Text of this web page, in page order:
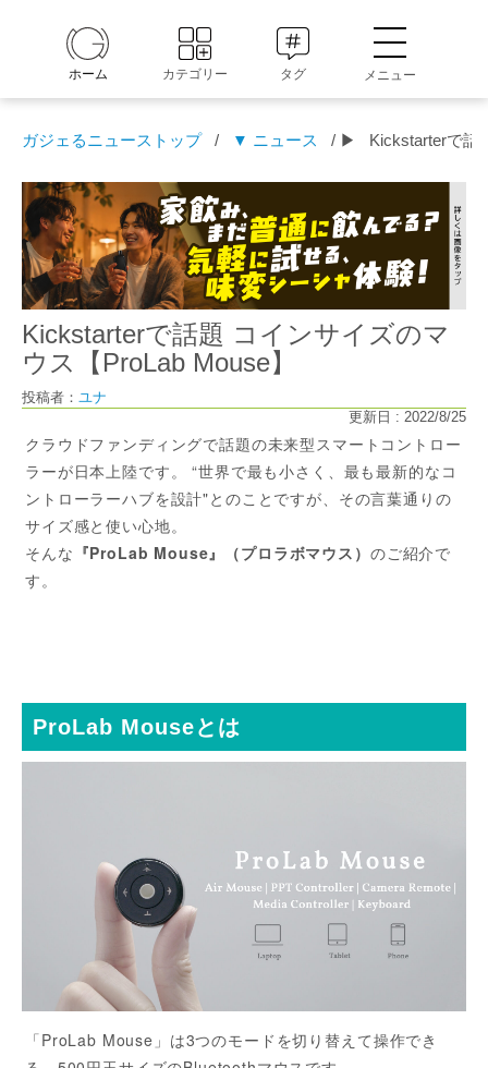
ホーム カテゴリー タグ メニュー
ガジェるニューストップ / ▼ ニュース / ▶ Kickstarterで話
Kickstarterで話題 コインサイズのマ
ウス【ProLab Mouse】
投稿者： ユナ
更新日 : 2022/8/25
クラウドファンディングで話題の未来型スマートコントロー
ラーが日本上陸です。 “世界で最も小さく、最も最新的なコ
ントローラーハブを設計"とのことですが、その言葉通りの
サイズ感と使い心地。
そんな 『ProLab Mouse』（プロラボマウス） のご紹介で
す。
ProLab Mouseとは
「ProLab Mouse」は3つのモードを切り替えて操作でき